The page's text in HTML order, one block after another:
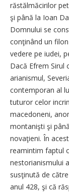
răstălmăcirilor
şi până la Ioan
Domnului se
conţinând un
vedere pe iudei,
Dacă Efrem Sirul
arianismul,
contemporan al
tuturor celor
macedoneni,
montanişti şi
novaţieni. În
reamintim faptul
nestorianismului
susţinută de
anul 428, şi că